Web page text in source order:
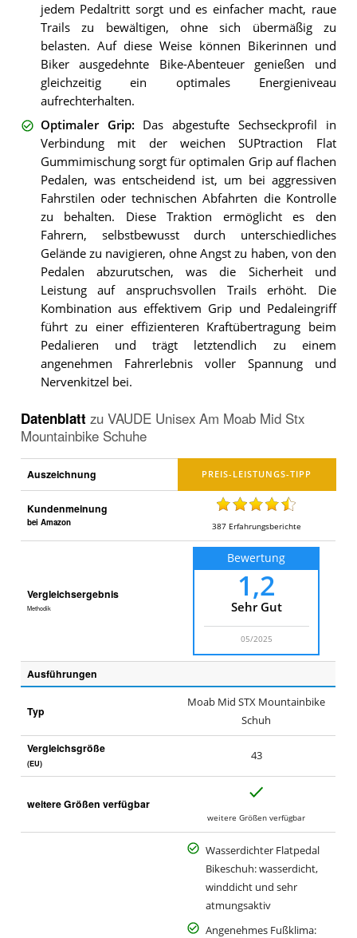
jedem Pedaltritt sorgt und es einfacher macht, raue
Trails zu bewältigen, ohne sich übermäßig zu
belasten. Auf diese Weise können Bikerinnen und
Biker ausgedehnte Bike-Abenteuer genießen und
gleichzeitig ein optimales Energieniveau
aufrechterhalten.
Optimaler Grip: Das abgestufte Sechseckprofil in
Verbindung mit der weichen SUPtraction Flat
Gummimischung sorgt für optimalen Grip auf flachen
Pedalen, was entscheidend ist, um bei aggressiven
Fahrstilen oder technischen Abfahrten die Kontrolle
zu behalten. Diese Traktion ermöglicht es den
Fahrern, selbstbewusst durch unterschiedliches
Gelände zu navigieren, ohne Angst zu haben, von den
Pedalen abzurutschen, was die Sicherheit und
Leistung auf anspruchsvollen Trails erhöht. Die
Kombination aus effektivem Grip und Pedaleingriff
führt zu einer effizienteren Kraftübertragung beim
Pedalieren und trägt letztendlich zu einem
angenehmen Fahrerlebnis voller Spannung und
Nervenkitzel bei.
Datenblatt zu VAUDE Unisex Am Moab Mid Stx
Mountainbike Schuhe
Auszeichnung
Kundenmeinung
bei Amazon 387 Erfahrungsberichte
Vergleichsergebnis
Methodik
Bewertung
1,2
Sehr Gut
05/2025
Ausführungen
Typ
Moab Mid STX Mountainbike
Schuh
Vergleichsgröße
(EU)
43
weitere Größen verfügbar
weitere Größen verfügbar
Wasserdichter Flatpedal
Bikeschuh: wasserdicht,
winddicht und sehr
atmungsaktiv
Angenehmes Fußklima: